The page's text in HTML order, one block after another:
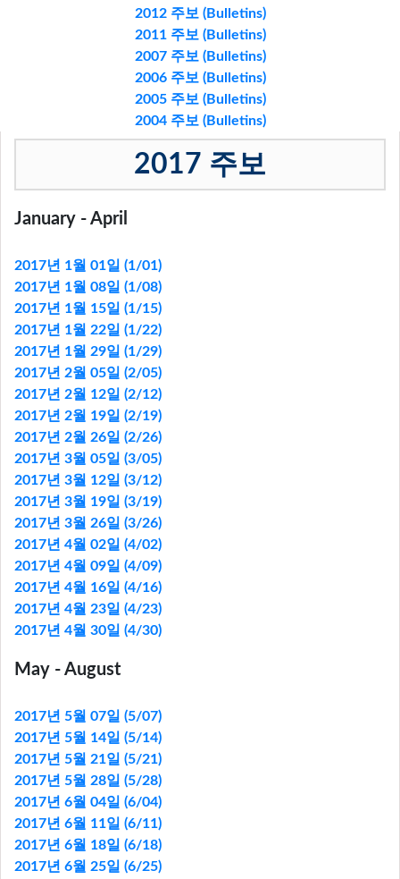
2012 주보 (Bulletins)
2011 주보 (Bulletins)
2007 주보 (Bulletins)
2006 주보 (Bulletins)
2005 주보 (Bulletins)
2004 주보 (Bulletins)
2017 주보
January - April
2017년 1월 01일 (1/01)
2017년 1월 08일 (1/08)
2017년 1월 15일 (1/15)
2017년 1월 22일 (1/22)
2017년 1월 29일 (1/29)
2017년 2월 05일 (2/05)
2017년 2월 12일 (2/12)
2017년 2월 19일 (2/19)
2017년 2월 26일 (2/26)
2017년 3월 05일 (3/05)
2017년 3월 12일 (3/12)
2017년 3월 19일 (3/19)
2017년 3월 26일 (3/26)
2017년 4월 02일 (4/02)
2017년 4월 09일 (4/09)
2017년 4월 16일 (4/16)
2017년 4월 23일 (4/23)
2017년 4월 30일 (4/30)
May - August
2017년 5월 07일 (5/07)
2017년 5월 14일 (5/14)
2017년 5월 21일 (5/21)
2017년 5월 28일 (5/28)
2017년 6월 04일 (6/04)
2017년 6월 11일 (6/11)
2017년 6월 18일 (6/18)
2017년 6월 25일 (6/25)